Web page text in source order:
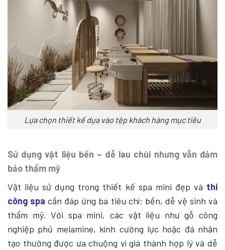
Lựa chọn thiết kế dựa vào tệp khách hàng mục tiêu
Sử dụng vật liệu bền – dễ lau chùi nhưng vẫn đảm
bảo thẩm mỹ
Vật liệu sử dụng trong thiết kế spa mini đẹp và thi
công spa cần đáp ứng ba tiêu chí: bền, dễ vệ sinh và
thẩm mỹ. Với spa mini, các vật liệu như gỗ công
nghiệp phủ melamine, kính cường lực hoặc đá nhân
tạo thường được ưa chuộng vì giá thành hợp lý và dễ